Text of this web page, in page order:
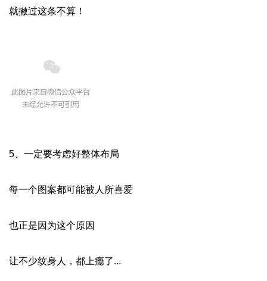
就撇过这条不算！
5、一定要考虑好整体布局
每一个图案都可能被人所喜爱
也正是因为这个原因
让不少纹身人，都上瘾了...